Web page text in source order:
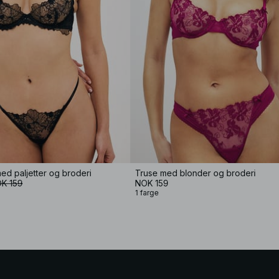
paljetter og broderi
159
Truse med blonder og broderi
NOK 159
1 farge